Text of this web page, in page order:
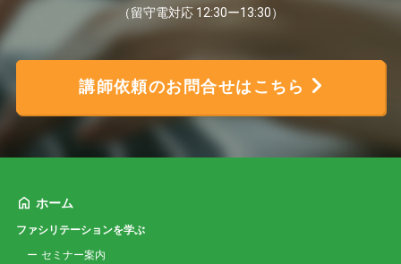
（留守電対応 12:30ー13:30）
講師依頼のお問合せはこちら
ホーム
ファシリテーションを学ぶ
セミナー案内